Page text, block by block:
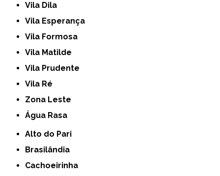
Vila Dila
Vila Esperança
Vila Formosa
Vila Matilde
Vila Prudente
Vila Ré
Zona Leste
Água Rasa
Alto do Pari
Brasilândia
Cachoeirinha